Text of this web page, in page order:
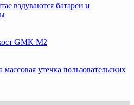
вздуваются батареи и
GMK M2
утечка пользовательских